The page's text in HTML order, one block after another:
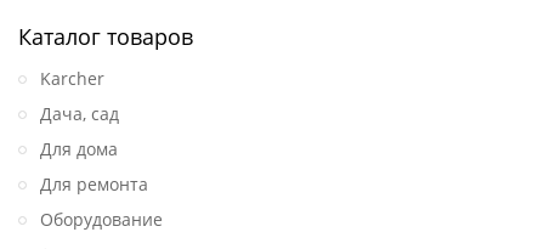
Каталог товаров
Karcher
Дача, сад
Для дома
Для ремонта
Оборудование